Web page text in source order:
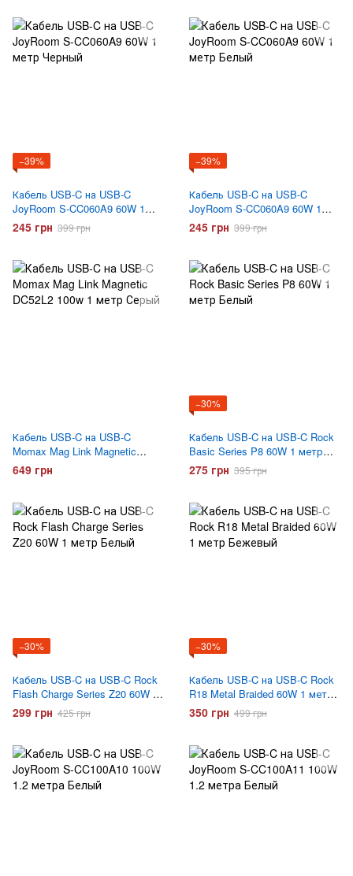
−39%
Кабель USB-C на USB-C
JoyRoom S-CC060A9 60W 1
метр Черный
245 грн 399 грн
−39%
Кабель USB-C на USB-C
JoyRoom S-CC060A9 60W 1
метр Белый
245 грн 399 грн
Кабель USB-C на USB-C
Momax Mag Link Magnetic
DC52L2 100w 1 метр Серый
649 грн
−30%
Кабель USB-C на USB-C Rock
Basic Series P8 60W 1 метр
Белый
275 грн 395 грн
−30%
Кабель USB-C на USB-C Rock
Flash Charge Series Z20 60W 1
метр Белый
299 грн 425 грн
−30%
Кабель USB-C на USB-C Rock
R18 Metal Braided 60W 1 метр
Бежевый
350 грн 499 грн